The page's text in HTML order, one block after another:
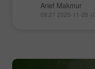
Arief Makmur
08:27 2025-11-28